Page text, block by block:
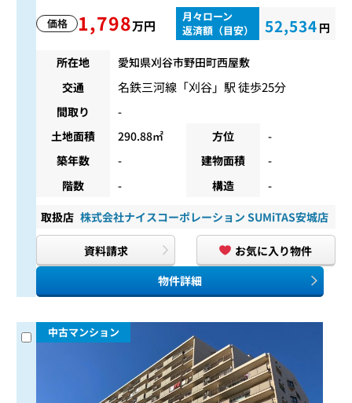
価格 1,798万円
月々ローン
返済額（目安）
52,534 円
所在地
愛知県刈谷市野田町西屋敷
交通
名鉄三河線 「刈谷」駅 徒歩25分
間取り
-
土地面積
290.88㎡ 方位
-
築年数
- 建物面積
-
階数
- 構造 -
取扱店 株式会社ナイスコーポレーション SUMiTAS安城店
資料請求
お気に入り物件
物件詳細
中古マンション